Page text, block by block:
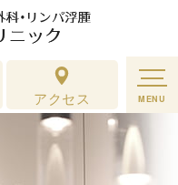
アクセス MENU
クス・脂肪吸引注入）｜形成